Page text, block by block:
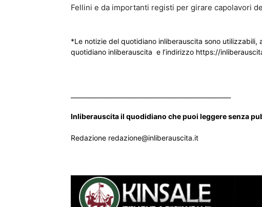
Fellini e da importanti registi per girare capolavori
*Le notizie del quotidiano inliberauscita sono
quotidiano inliberauscita e l’indirizzo https://
Inliberauscita il quodidiano che puoi leggere senza
Redazione redazione@inliberauscita.it